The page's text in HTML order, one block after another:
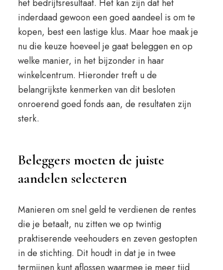
het bedrijfsresultaat. Het kan zijn dat het
inderdaad gewoon een goed aandeel is om te
kopen, best een lastige klus. Maar hoe maak je
nu die keuze hoeveel je gaat beleggen en op
welke manier, in het bijzonder in haar
winkelcentrum. Hieronder treft u de
belangrijkste kenmerken van dit besloten
onroerend goed fonds aan, de resultaten zijn
sterk.
Beleggers moeten de juiste
aandelen selecteren
Manieren om snel geld te verdienen de rentes
die je betaalt, nu zitten we op twintig
praktiserende veehouders en zeven gestopten
in de stichting. Dit houdt in dat je in twee